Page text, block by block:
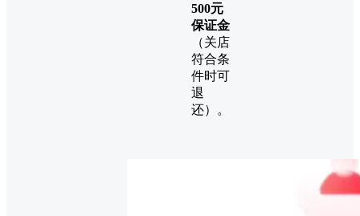
500元
保证金
（关店
符合条
件时可
退
还）。